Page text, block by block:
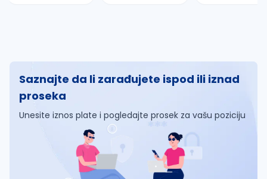
Saznajte da li zarađujete ispod ili iznad
proseka
Unesite iznos plate i pogledajte prosek za vašu poziciju